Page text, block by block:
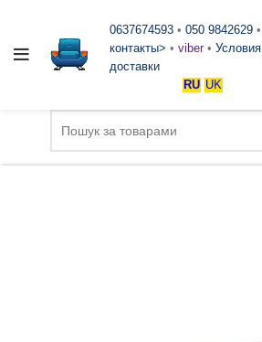
0637674593 • 050 9842629 •
контакты> • viber • Условия
доставки
RU UK